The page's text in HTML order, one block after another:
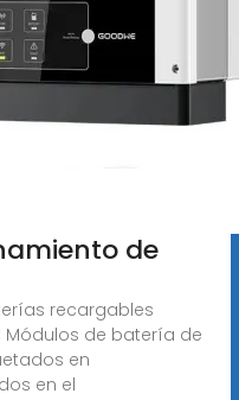
de
recargables
de batería de
en
en el